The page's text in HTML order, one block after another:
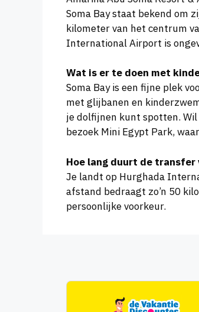
Soma Bay staat bekend om
kilometer van het centrum
International Airport is
Wat is er te doen met
Soma Bay is een fijne plek
met glijbanen en
je dolfijnen kunt spotten. Wil
bezoek Mini Egypt Park,
Hoe lang duurt de
Je landt op Hurghada
afstand bedraagt zo’n 50
persoonlijke voorkeur.